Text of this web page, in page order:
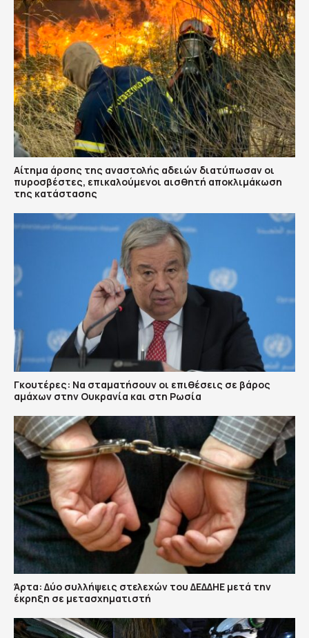
Αίτημα άρσης της αναστολής αδειών διατύπωσαν οι
πυροσβέστες, επικαλούμενοι αισθητή αποκλιμάκωση
της κατάστασης
Γκουτέρες: Να σταματήσουν οι επιθέσεις σε βάρος
αμάχων στην Ουκρανία και στη Ρωσία
Άρτα: Δύο συλλήψεις στελεχών του ΔΕΔΔΗΕ μετά την
έκρηξη σε μετασχηματιστή